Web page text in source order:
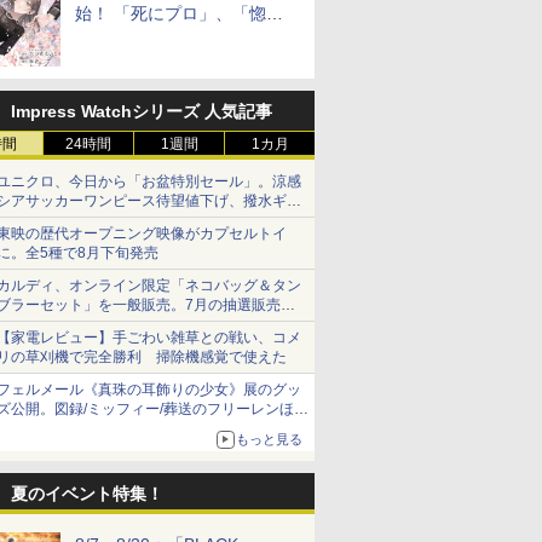
始！ 「死にプロ」、「惚れ
Impress Watchシリーズ 人気記事
24時間 1週間 1カ月
ニクロ、今日から「お盆特別セール」。涼感
アサッカーワンピース待望値下げ、撥水ギア
ョーツは1990円に
映の歴代オープニング映像がカプセルトイ
。全5種で8月下旬発売
ルディ、オンライン限定「ネコバッグ＆タン
ラーセット」を一般販売。7月の抽選販売の
選無効分
家電レビュー】手ごわい雑草との戦い、コメ
の草刈機で完全勝利 掃除機感覚で使えた
ェルメール《真珠の耳飾りの少女》展のグッ
公開。図録/ミッフィー/葬送のフリーレンほ
もっと見る
夏のイベント特集！